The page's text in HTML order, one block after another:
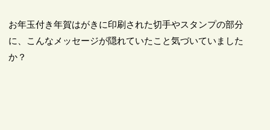
お年玉付き年賀はがきに印刷された切手やスタンプの部分
に、こんなメッセージが隠れていたこと気づいていました
か？